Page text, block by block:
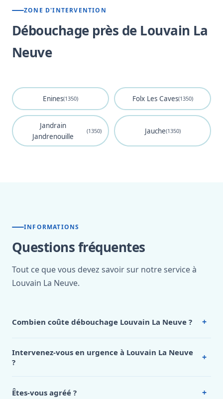
ZONE D'INTERVENTION
Débouchage près de Louvain La
Neuve
Enines(1350) Folx Les Caves(1350)
Jandrain
Jandrenouille
(1350) Jauche(1350)
INFORMATIONS
Questions fréquentes
Tout ce que vous devez savoir sur notre service à
Louvain La Neuve.
Combien coûte débouchage Louvain La Neuve ? +
La Neuve, appelez le 0472 53 24 26.
Intervenez-vous en urgence à Louvain La Neuve
?
+
Êtes-vous agréé ? +